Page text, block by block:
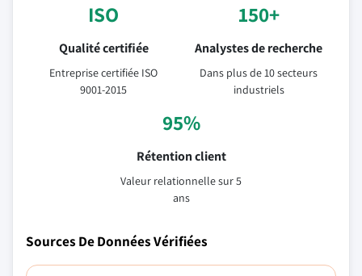
ISO
Qualité certifiée
Entreprise certifiée ISO
9001-2015
150+
Analystes de recherche
Dans plus de 10 secteurs
industriels
95%
Rétention client
Valeur relationnelle sur 5
ans
Sources De Données Vérifiées